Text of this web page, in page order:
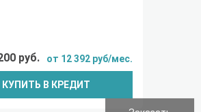
руб. от 12 392 руб/мес.
КУПИТЬ В КРЕДИТ